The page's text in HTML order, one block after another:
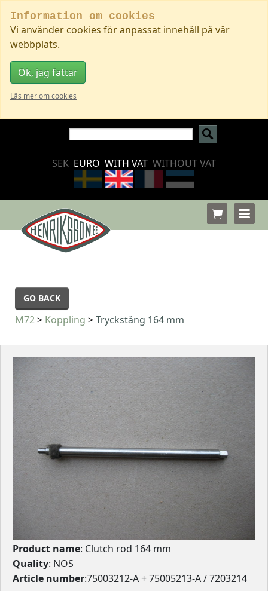
Information om cookies
Vi använder cookies för anpassat innehåll på vår
webbplats.
Ok, jag fattar
Läs mer om cookies
SEK EURO WITH VAT WITHOUT VAT
GO BACK
M72> Koppling >Tryckstång 164 mm
Product name: Clutch rod 164 mm
Quality: NOS
Article number:75003212-A + 75005213-A / 7203214